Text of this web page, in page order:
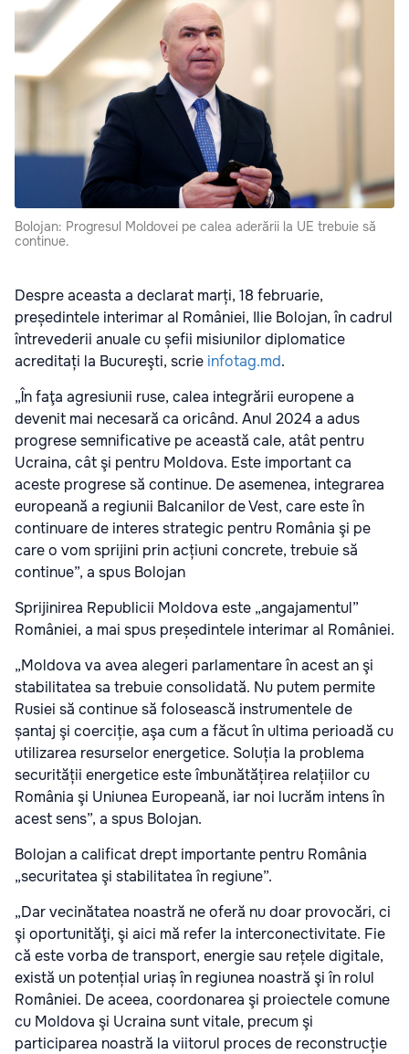
Bolojan: Progresul Moldovei pe calea aderării la UE trebuie să
continue.
Despre aceasta a declarat marți, 18 februarie,
președintele interimar al României, Ilie Bolojan, în cadrul
întrevederii anuale cu șefii misiunilor diplomatice
acreditați la Bucureşti, scrie infotag.md.
„În faţa agresiunii ruse, calea integrării europene a
devenit mai necesară ca oricând. Anul 2024 a adus
progrese semnificative pe această cale, atât pentru
Ucraina, cât şi pentru Moldova. Este important ca
aceste progrese să continue. De asemenea, integrarea
europeană a regiunii Balcanilor de Vest, care este în
continuare de interes strategic pentru România şi pe
care o vom sprijini prin acțiuni concrete, trebuie să
continue”, a spus Bolojan
Sprijinirea Republicii Moldova este „angajamentul”
României, a mai spus președintele interimar al României.
„Moldova va avea alegeri parlamentare în acest an şi
stabilitatea sa trebuie consolidată. Nu putem permite
Rusiei să continue să folosească instrumentele de
șantaj şi coerciție, aşa cum a făcut în ultima perioadă cu
utilizarea resurselor energetice. Soluția la problema
securității energetice este îmbunătățirea relațiilor cu
România şi Uniunea Europeană, iar noi lucrăm intens în
acest sens”, a spus Bolojan.
Bolojan a calificat drept importante pentru România
„securitatea şi stabilitatea în regiune”.
„Dar vecinătatea noastră ne oferă nu doar provocări, ci
şi oportunităţi, şi aici mă refer la interconectivitate. Fie
că este vorba de transport, energie sau rețele digitale,
există un potențial uriaș în regiunea noastră şi în rolul
României. De aceea, coordonarea şi proiectele comune
cu Moldova şi Ucraina sunt vitale, precum şi
participarea noastră la viitorul proces de reconstrucție